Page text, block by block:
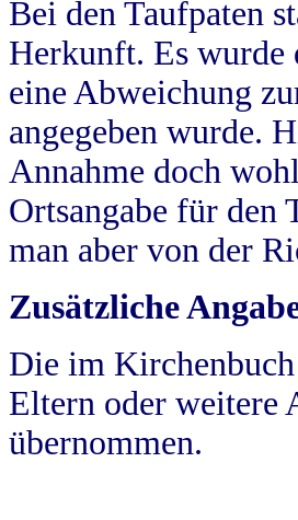
Bei den Taufpaten
Herkunft. Es wurde
eine Abweichung
angegeben wurde.
Annahme doch
Ortsangabe für den
man aber von der
Zusätzliche
Die im
Eltern oder weitere
übernommen.